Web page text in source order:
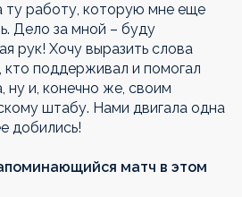
ту работу, которую мне еще
Дело за мной – буду
рук! Хочу выразить слова
кто поддерживал и помогал
ну и, конечно же, своим
штабу. Нами двигала одна
добились!
матч в этом